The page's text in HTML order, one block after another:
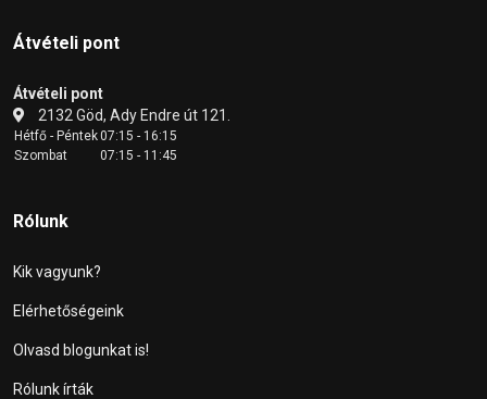
Átvételi pont
Átvételi pont
2132 Göd, Ady Endre út 121.
Hétfő - Péntek07:15 - 16:15
Szombat
07:15 - 11:45
Rólunk
Kik vagyunk?
Elérhetőségeink
Olvasd blogunkat is!
Rólunk írták